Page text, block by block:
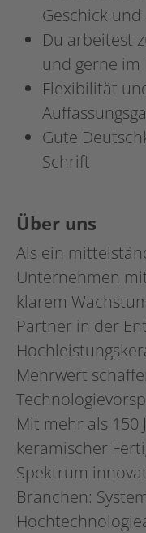
Geschick
Du arbeitest
und gerne im
Flexibilität
Gute
Schrift
Über uns
Als ein
Unternehmen
klarem
Partner in der
Mehrwert
Mit mehr als 150
keramischer
Spektrum
Branchen: